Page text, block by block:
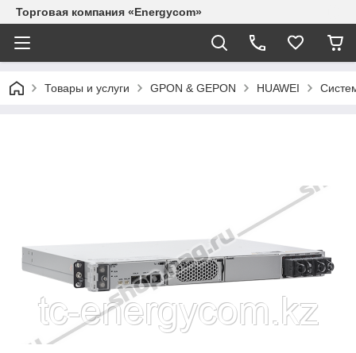
Торговая компания «Energycom»
Товары и услуги GPON & GEPON HUAWEI